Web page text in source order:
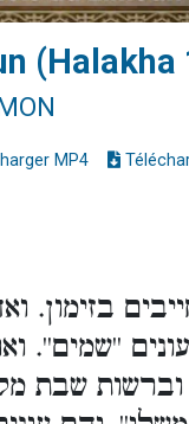
(Halakha
MP4
בזימון.
''שמים''.
שבת